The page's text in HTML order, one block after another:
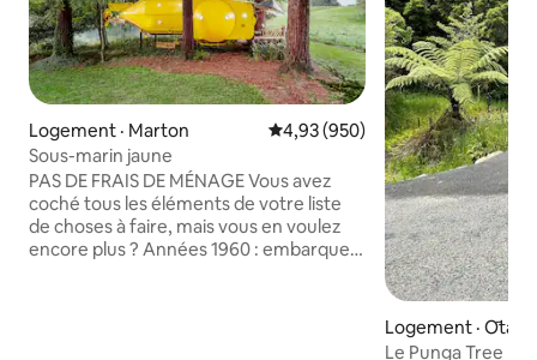
Logement · Marton Note moyenne de 4,93 sur 5,
4,93 (950)
Sous-marin jaune
PAS DE FRAIS DE MÉNAGE Vous avez
coché tous les éléments de votre liste
de choses à faire, mais vous en voulez
encore plus ? Années 1960 : embarquez
Logement · Ōtaki
Le Punga Tree